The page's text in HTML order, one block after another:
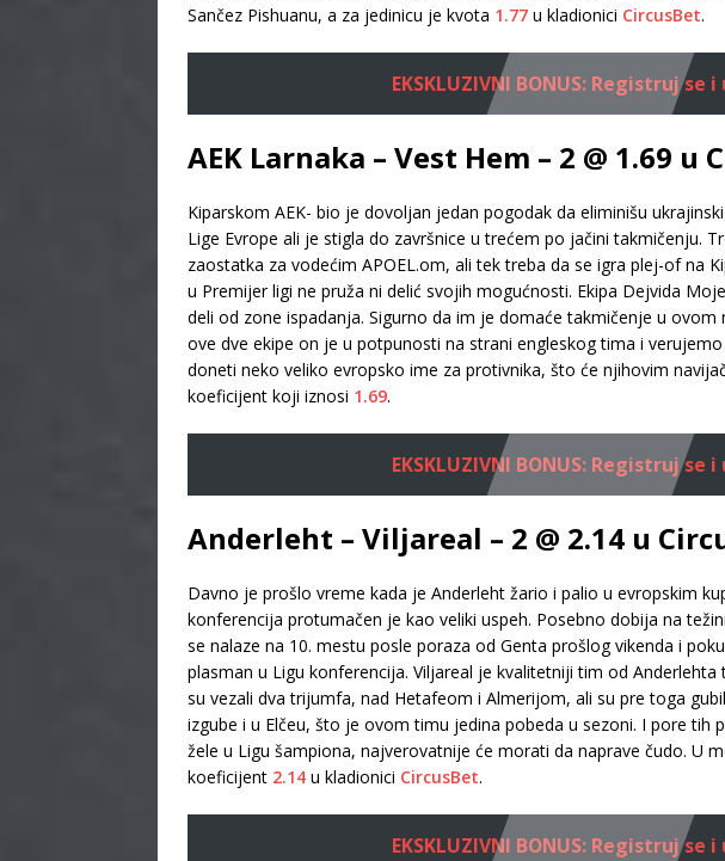
Sančez Pishuanu, a za jedinicu je kvota 1.77 u kladionici CircusBet.
EKSKLUZIVNI BONUS: Registruj se
AEK Larnaka – Vest Hem – 2 @ 1.69 u
Kiparskom AEK- bio je dovoljan jedan pogodak da eliminišu
Lige Evrope ali je stigla do završnice u trećem po jačini takmičenju.
zaostatka za vodećim APOEL.om, ali tek treba da se igra plej-of na
u Premijer ligi ne pruža ni delić svojih mogućnosti. Ekipa Dejvida
deli od zone ispadanja. Sigurno da im je domaće takmičenje u
ove dve ekipe on je u potpunosti na strani engleskog tima i
doneti neko veliko evropsko ime za protivnika, što će njihovim
koeficijent koji iznosi 1.69.
EKSKLUZIVNI BONUS: Registruj se
Anderleht – Viljareal – 2 @ 2.14 u
Davno je prošlo vreme kada je Anderleht žario i palio u evropskim
konferencija protumačen je kao veliki uspeh. Posebno dobija na
se nalaze na 10. mestu posle poraza od Genta prošlog vikenda i
plasman u Ligu konferencija. Viljareal je kvalitetniji tim od
su vezali dva trijumfa, nad Hetafeom i Almerijom, ali su pre toga
izgube i u Elčeu, što je ovom timu jedina pobeda u sezoni. I pore
žele u Ligu šampiona, najverovatnije će morati da naprave čudo. U
koeficijent 2.14 u kladionici CircusBet.
EKSKLUZIVNI BONUS: Registruj se